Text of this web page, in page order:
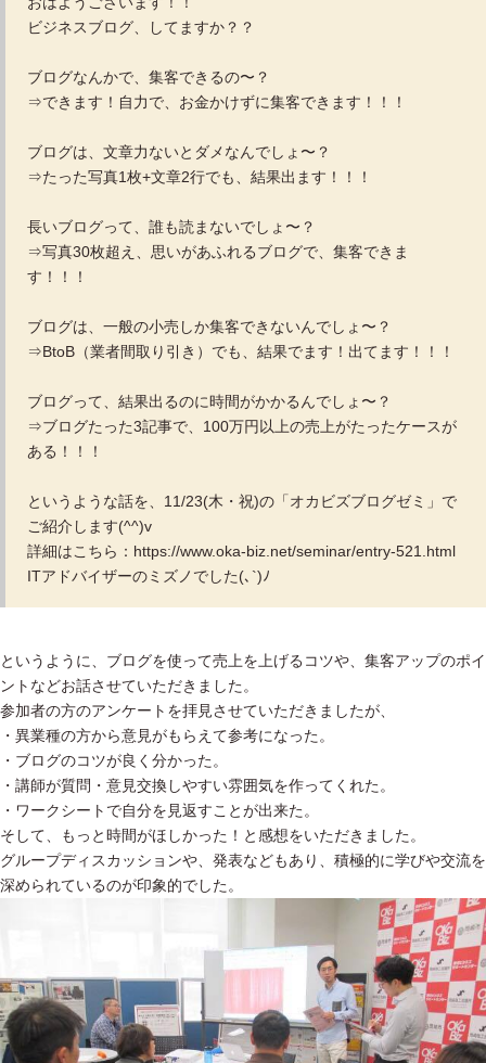
ビジネスブログ、してますか？？
ブログなんかで、集客できるの〜？
⇒できます！自力で、お金かけずに集客できます！！！
ブログは、文章力ないとダメなんでしょ〜？
⇒たった写真1枚+文章2行でも、結果出ます！！！
長いブログって、誰も読まないでしょ〜？
⇒写真30枚超え、思いがあふれるブログで、集客できま
す！！！
ブログは、一般の小売しか集客できないんでしょ〜？
⇒BtoB（業者間取り引き）でも、結果でます！出てます！！！
ブログって、結果出るのに時間がかかるんでしょ〜？
⇒ブログたった3記事で、100万円以上の売上がたったケースが
ある！！！
というような話を、11/23(木・祝)の「オカビズブログゼミ」で
ご紹介します(^^)v
詳細はこちら：https://www.oka-biz.net/seminar/entry-521.html
ITアドバイザーのミズノでした(､`)ﾉ
というように、ブログを使って売上を上げるコツや、集客アップのポイ
ントなどお話させていただきました。
参加者の方のアンケートを拝見させていただきましたが、
・異業種の方から意見がもらえて参考になった。
・ブログのコツが良く分かった。
・講師が質問・意見交換しやすい雰囲気を作ってくれた。
・ワークシートで自分を見返すことが出来た。
そして、もっと時間がほしかった！と感想をいただきました。
グループディスカッションや、発表などもあり、積極的に学びや交流を
深められているのが印象的でした。